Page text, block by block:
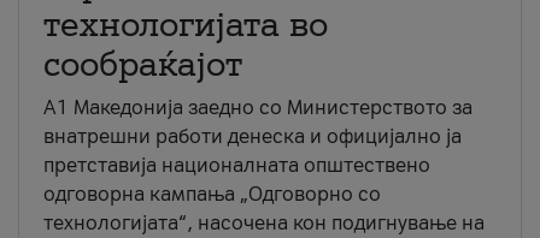
технологијата во
сообраќајот
A1 Македонија заедно со Министерството за
внатрешни работи денеска и официјално ја
претставија националната општествено
одговорна кампања „Одговорно со
технологијата“, насочена кон подигнување на